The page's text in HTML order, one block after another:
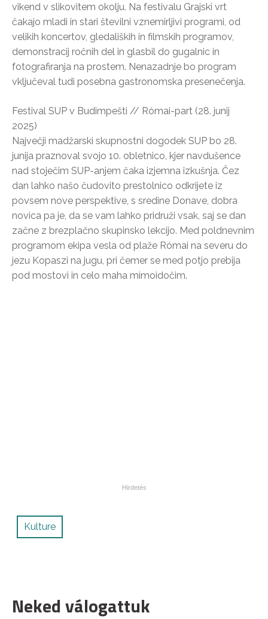
vikend v slikovitem okolju. Na festivalu Grajski vrt
čakajo mladi in stari številni vznemirljivi programi, od
velikih koncertov, gledaliških in filmskih programov,
demonstracij ročnih del in glasbil do gugalnic in
fotografiranja na prostem. Nenazadnje bo program
vključeval tudi posebna gastronomska presenečenja.
Festival SUP v Budimpešti // Római-part (28. junij
2025)
Največji madžarski skupnostni dogodek SUP bo 28.
junija praznoval svojo 10. obletnico, kjer navdušence
nad stoječim SUP-anjem čaka izjemna izkušnja. Čez
dan lahko našo čudovito prestolnico odkrijete iz
povsem nove perspektive, s sredine Donave, dobra
novica pa je, da se vam lahko pridruži vsak, saj se dan
začne z brezplačno skupinsko lekcijo. Med poldnevnim
programom ekipa vesla od plaže Római na severu do
jezu Kopaszi na jugu, pri čemer se med potjo prebija
pod mostovi in celo maha mimoidočim.
Kulture
Neked válogattuk